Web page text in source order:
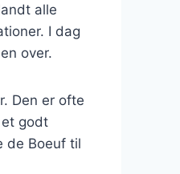
alle
I dag
over.
Den er ofte
godt
de Boeuf til